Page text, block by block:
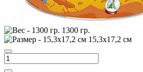
1300 гр.
15,3х17,2 см